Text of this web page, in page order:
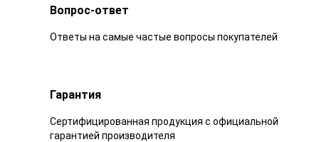
Вопрос-ответ
Ответы на самые частые вопросы покупателей
Гарантия
Сертифицированная продукция с официальной
гарантией производителя